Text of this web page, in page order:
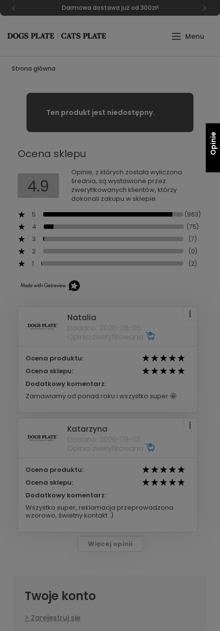
Darmowa dostawa już od 300zł!
Strona główna
Ten produkt jest niedostępny.
Ocena sklepu
4.9
Opinie, z których została wyliczona
średnia, są wystawione przez
zweryfikowanych klientów, którzy
dokonali zakupu w sklepie.
5
(963)
4 (75)
3 (7)
2 (0)
1 (2)
Natalia
Dodano: 2026-08-05
Opinia zweryfikowana
Ocena produktu:
Ocena sklepu:
Dodatkowy komentarz:
Zamawiamy od ponad roku i wszystko super 🤩
Katarzyna
Dodano: 2026-08-03
Opinia zweryfikowana
Ocena produktu:
Ocena sklepu:
Dodatkowy komentarz:
Wszystko super, reklamacja przeprowadzona
wzorowo, świetny kontakt :)
Więcej opinii
Twoje konto
Zarejestruj się
Opinie